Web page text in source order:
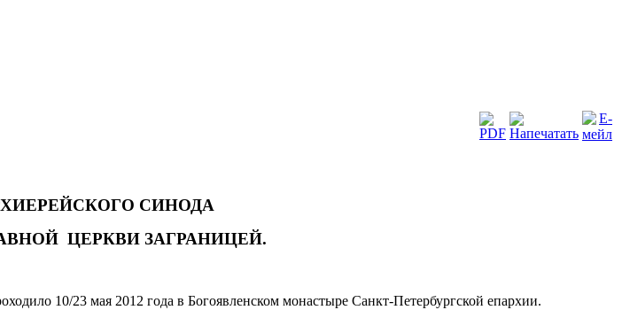
СИНОДА
ЦЕРКВИ ЗАГРАНИЦЕЙ.
10/23 мая 2012 года в Богоявленском монастыре Санкт-Петербургской епархии.